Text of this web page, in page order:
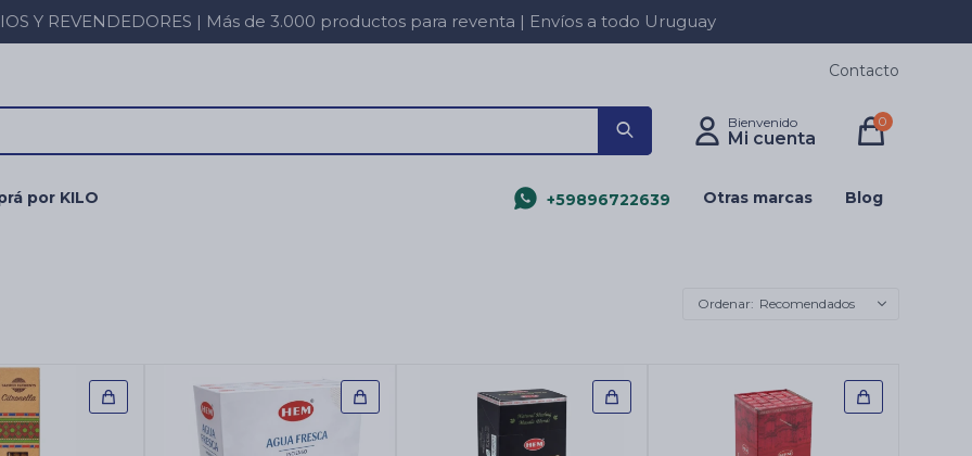
Y REVENDEDORES | Más de 3.000 productos para reventa | Envíos a todo Uruguay
por KILO +59896722639 Otras marcas Blog
0
Contacto
Recomendados